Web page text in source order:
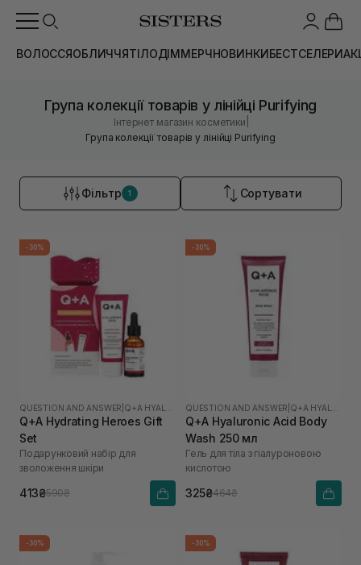
ВОЛОССЯОБЛИЧЧЯТІЛОДІММЕРЧНОВИНКИБЕСТСЕЛЕРИ
Група колекції товарів у лінійці Purifying
Інтернет магазин косметики
Група колекції товарів у лінійці Purifying
Фільтр 1 Сортувати
-30%
QUESTION AND ANSWER
Q+A Hydrating Heroes Gift
Set
Подарунковий набір для
зволоження шкіри
413₴590₴
-30%
QUESTION AND ANSWER
Q+A Hyaluronic Acid Body
Wash 250 мл
Гель для тіла з гіалуроновою
кислотою
325₴464₴
-30% -30%